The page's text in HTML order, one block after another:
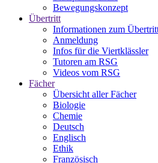
Bewegungskonzept
Übertritt
Informationen zum
Anmeldung
Infos für die Viertklässler
Tutoren am RSG
Videos vom RSG
Fächer
Übersicht aller Fächer
Biologie
Chemie
Deutsch
Englisch
Ethik
Französisch